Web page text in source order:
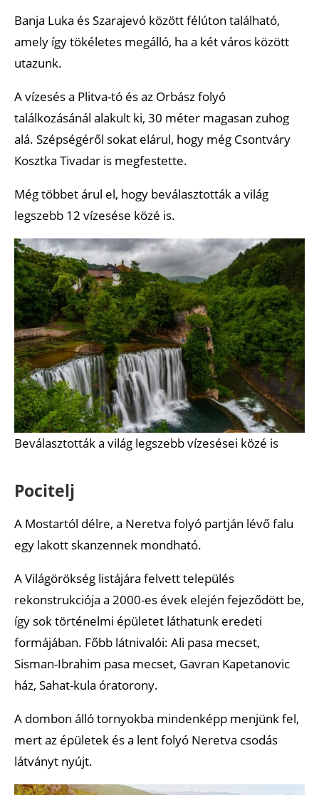
Banja Luka és Szarajevó között félúton található,
amely így tökéletes megálló, ha a két város között
utazunk.
A vízesés a Plitva-tó és az Orbász folyó
találkozásánál alakult ki, 30 méter magasan zuhog
alá. Szépségéről sokat elárul, hogy még Csontváry
Kosztka Tivadar is megfestette.
Még többet árul el, hogy beválasztották a világ
legszebb 12 vízesése közé is.
Beválasztották a világ legszebb vízesései közé is
Pocitelj
A Mostartól délre, a Neretva folyó partján lévő falu
egy lakott skanzennek mondható.
A Világörökség listájára felvett település
rekonstrukciója a 2000-es évek elején fejeződött be,
így sok történelmi épületet láthatunk eredeti
formájában. Főbb látnivalói: Ali pasa mecset,
Sisman-Ibrahim pasa mecset, Gavran Kapetanovic
ház, Sahat-kula óratorony.
A dombon álló tornyokba mindenképp menjünk fel,
mert az épületek és a lent folyó Neretva csodás
látványt nyújt.